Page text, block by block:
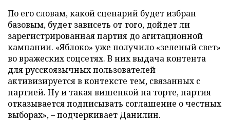
По его словам, какой сценарий будет избран
базовым, будет зависеть от того, дойдет ли
зарегистрированная партия до агитационной
кампании. «Яблоко» уже получило «зеленый свет»
во вражеских соцсетях. В них выдача контента
для русскоязычных пользователей
активизируется в контексте тем, связанных с
партией. Ну и такая вишенкой на торте, партия
отказывается подписывать соглашение о честных
выборах», – подчеркивает Данилин.